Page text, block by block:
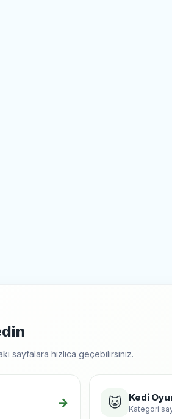
sayfalara hızlıca geçebilirsiniz.
→ 🐱 Kedi
Kategori